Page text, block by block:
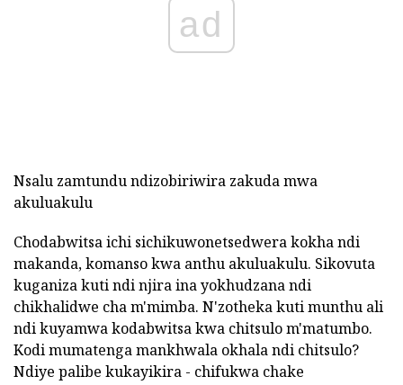
ad
Nsalu zamtundu ndizobiriwira zakuda mwa
akuluakulu
Chodabwitsa ichi sichikuwonetsedwera kokha ndi
makanda, komanso kwa anthu akuluakulu. Sikovuta
kuganiza kuti ndi njira ina yokhudzana ndi
chikhalidwe cha m'mimba. N'zotheka kuti munthu ali
ndi kuyamwa kodabwitsa kwa chitsulo m'matumbo.
Kodi mumatenga mankhwala okhala ndi chitsulo?
Ndiye palibe kukayikira - chifukwa chake